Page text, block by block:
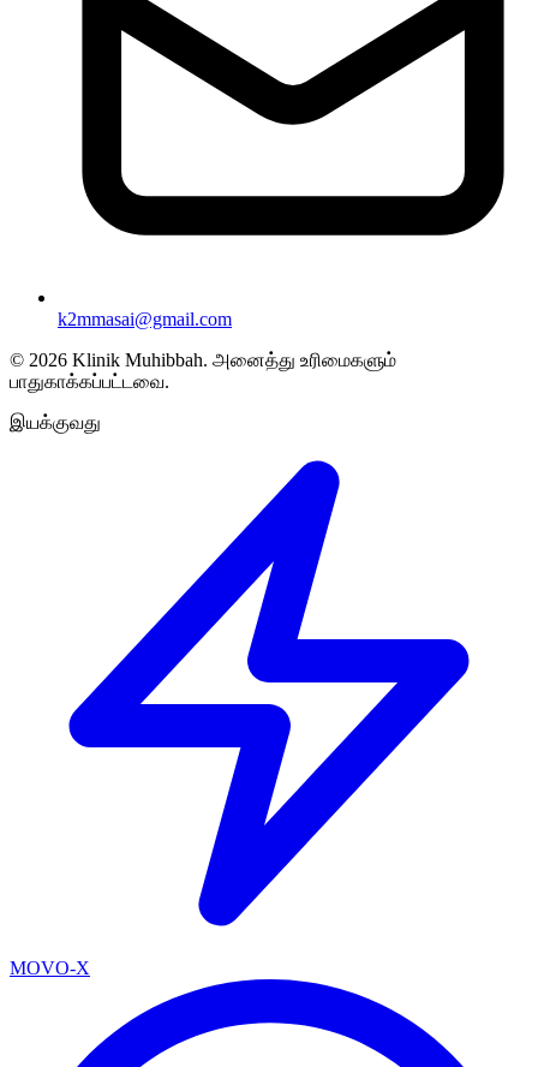
k2mmasai@gmail.com
© 2026 Klinik Muhibbah. அனைத்து உரிமைகளும்
பாதுகாக்கப்பட்டவை.
இயக்குவது
MOVO-X